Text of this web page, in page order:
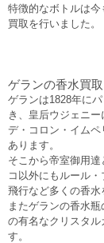
特徴的なボトルは
買取を行いました。
ゲランの香水買
ゲランは1828年に
き、皇后ウジェニー
デ・コロン・イム
あります。
そこから帝室御用
コ以外にもルール
飛行など多くの香水
またゲランの香水
の有名なクリスタ
す。